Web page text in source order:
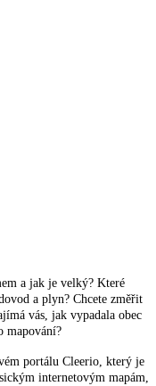
a jak je velký? Které
a plyn? Chcete změřit
vás, jak vypadala obec
mapování?
portálu Cleerio, který je
internetovým mapám,